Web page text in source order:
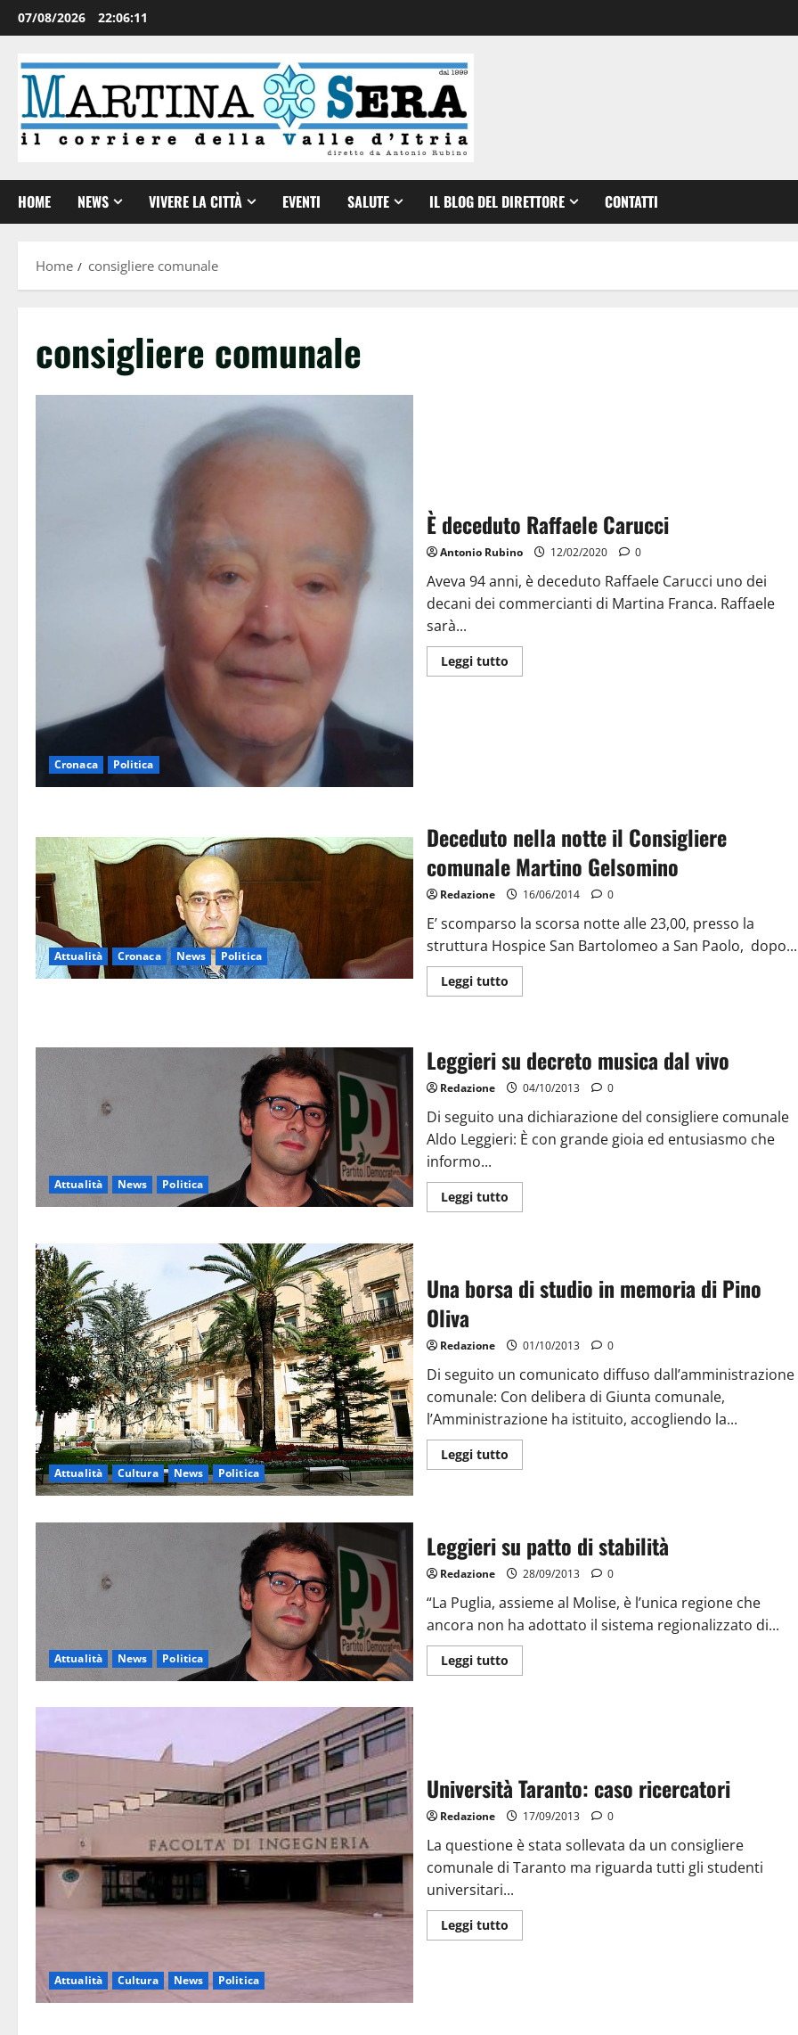
07/08/2026 22:06:12
HOME NEWS VIVERE LA CITTÀ EVENTI SALUTE IL BLOG DEL DIRETTORE CONTATTI
Home consigliere comunale
consigliere comunale
Cronaca Politica
È deceduto Raffaele Carucci
Antonio Rubino 12/02/2020 0
Aveva 94 anni, è deceduto Raffaele Carucci uno dei
decani dei commercianti di Martina Franca. Raffaele
sarà...
Leggi tutto
Attualità Cronaca News Politica
Deceduto nella notte il Consigliere
comunale Martino Gelsomino
Redazione 16/06/2014 0
E’ scomparso la scorsa notte alle 23,00, presso la
struttura Hospice San Bartolomeo a San Paolo, dopo...
Leggi tutto
Attualità News Politica
Leggieri su decreto musica dal vivo
Redazione 04/10/2013 0
Di seguito una dichiarazione del consigliere comunale
Aldo Leggieri: È con grande gioia ed entusiasmo che
informo...
Leggi tutto
Attualità Cultura News Politica
Una borsa di studio in memoria di Pino
Oliva
Redazione 01/10/2013 0
Di seguito un comunicato diffuso dall’amministrazione
comunale: Con delibera di Giunta comunale,
l’Amministrazione ha istituito, accogliendo la...
Leggi tutto
Attualità News Politica
Leggieri su patto di stabilità
Redazione 28/09/2013 0
“La Puglia, assieme al Molise, è l’unica regione che
ancora non ha adottato il sistema regionalizzato di...
Leggi tutto
Attualità Cultura News Politica
Università Taranto: caso ricercatori
Redazione 17/09/2013 0
La questione è stata sollevata da un consigliere
comunale di Taranto ma riguarda tutti gli studenti
universitari...
Leggi tutto